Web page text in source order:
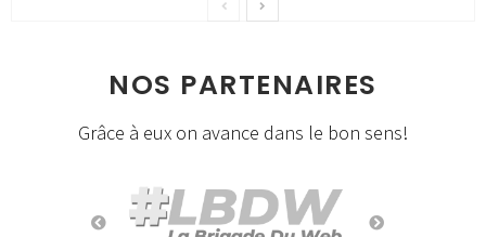
NOS PARTENAIRES
Grâce à eux on avance dans le bon sens!